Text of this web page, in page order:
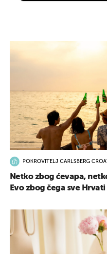
POKROVITELJ CARLSBERG
Netko zbog ćevapa,
Evo zbog čega sve